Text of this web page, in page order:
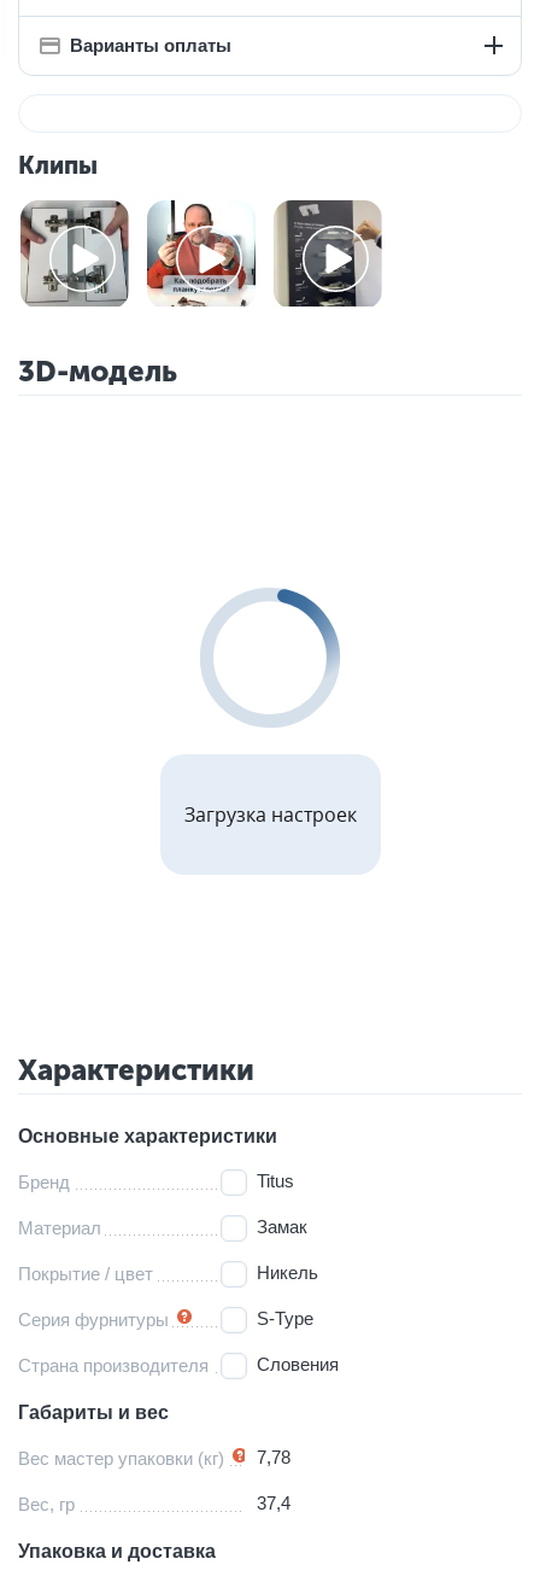
Варианты оплаты
Клипы
3D-модель
Загрузка настроек
Характеристики
Основные характеристики
Бренд Titus
Материал Замак
Покрытие / цвет Никель
Серия фурнитуры S-Type
Страна производителя Словения
Габариты и вес
Вес мастер упаковки (кг) 7,78
Вес, гр 37,4
Упаковка и доставка